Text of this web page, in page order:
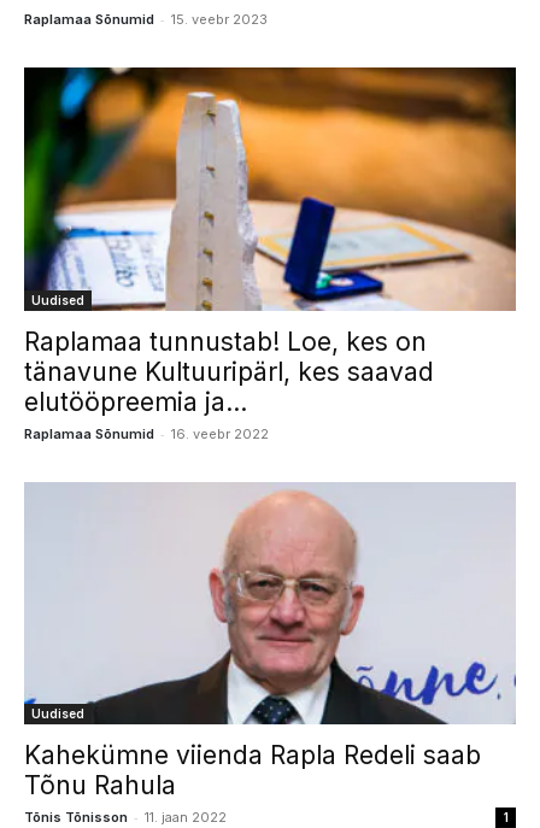
Raplamaa Sõnumid - 15. veebr 2023
Uudised
Raplamaa tunnustab! Loe, kes on
tänavune Kultuuripärl, kes saavad
elutööpreemia ja...
Raplamaa Sõnumid - 16. veebr 2022
Uudised
Kahekümne viienda Rapla Redeli saab
Tõnu Rahula
Tõnis Tõnisson - 11. jaan 2022 1